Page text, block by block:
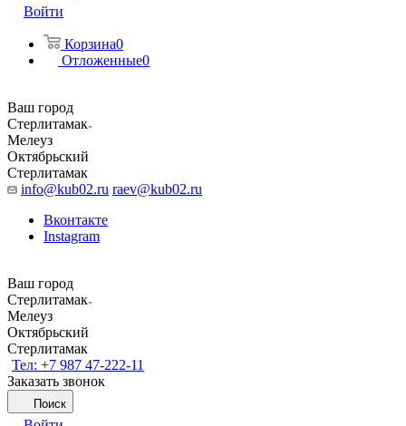
Войти
Корзина0
Отложенные0
Ваш город
Стерлитамак
Мелеуз
Октябрьский
Стерлитамак
info@kub02.ru raev@kub02.ru
Вконтакте
Instagram
Ваш город
Стерлитамак
Мелеуз
Октябрьский
Стерлитамак
Тел: +7 987 47-222-11
Заказать звонок
Поиск